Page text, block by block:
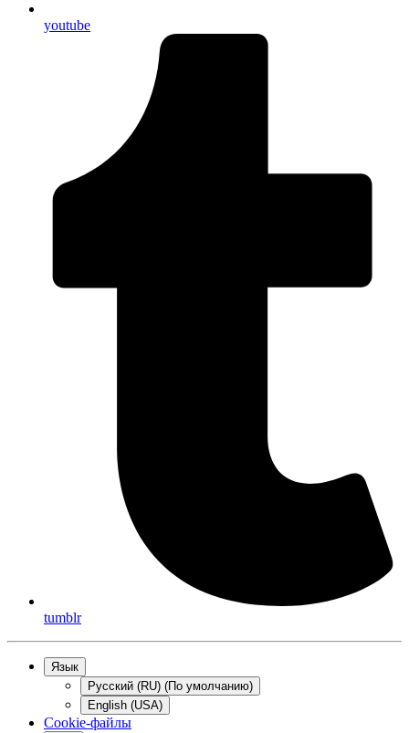
youtube
tumblr
Язык
Русский (RU) (По умолчанию)
English (USA)
Cookie-файлы